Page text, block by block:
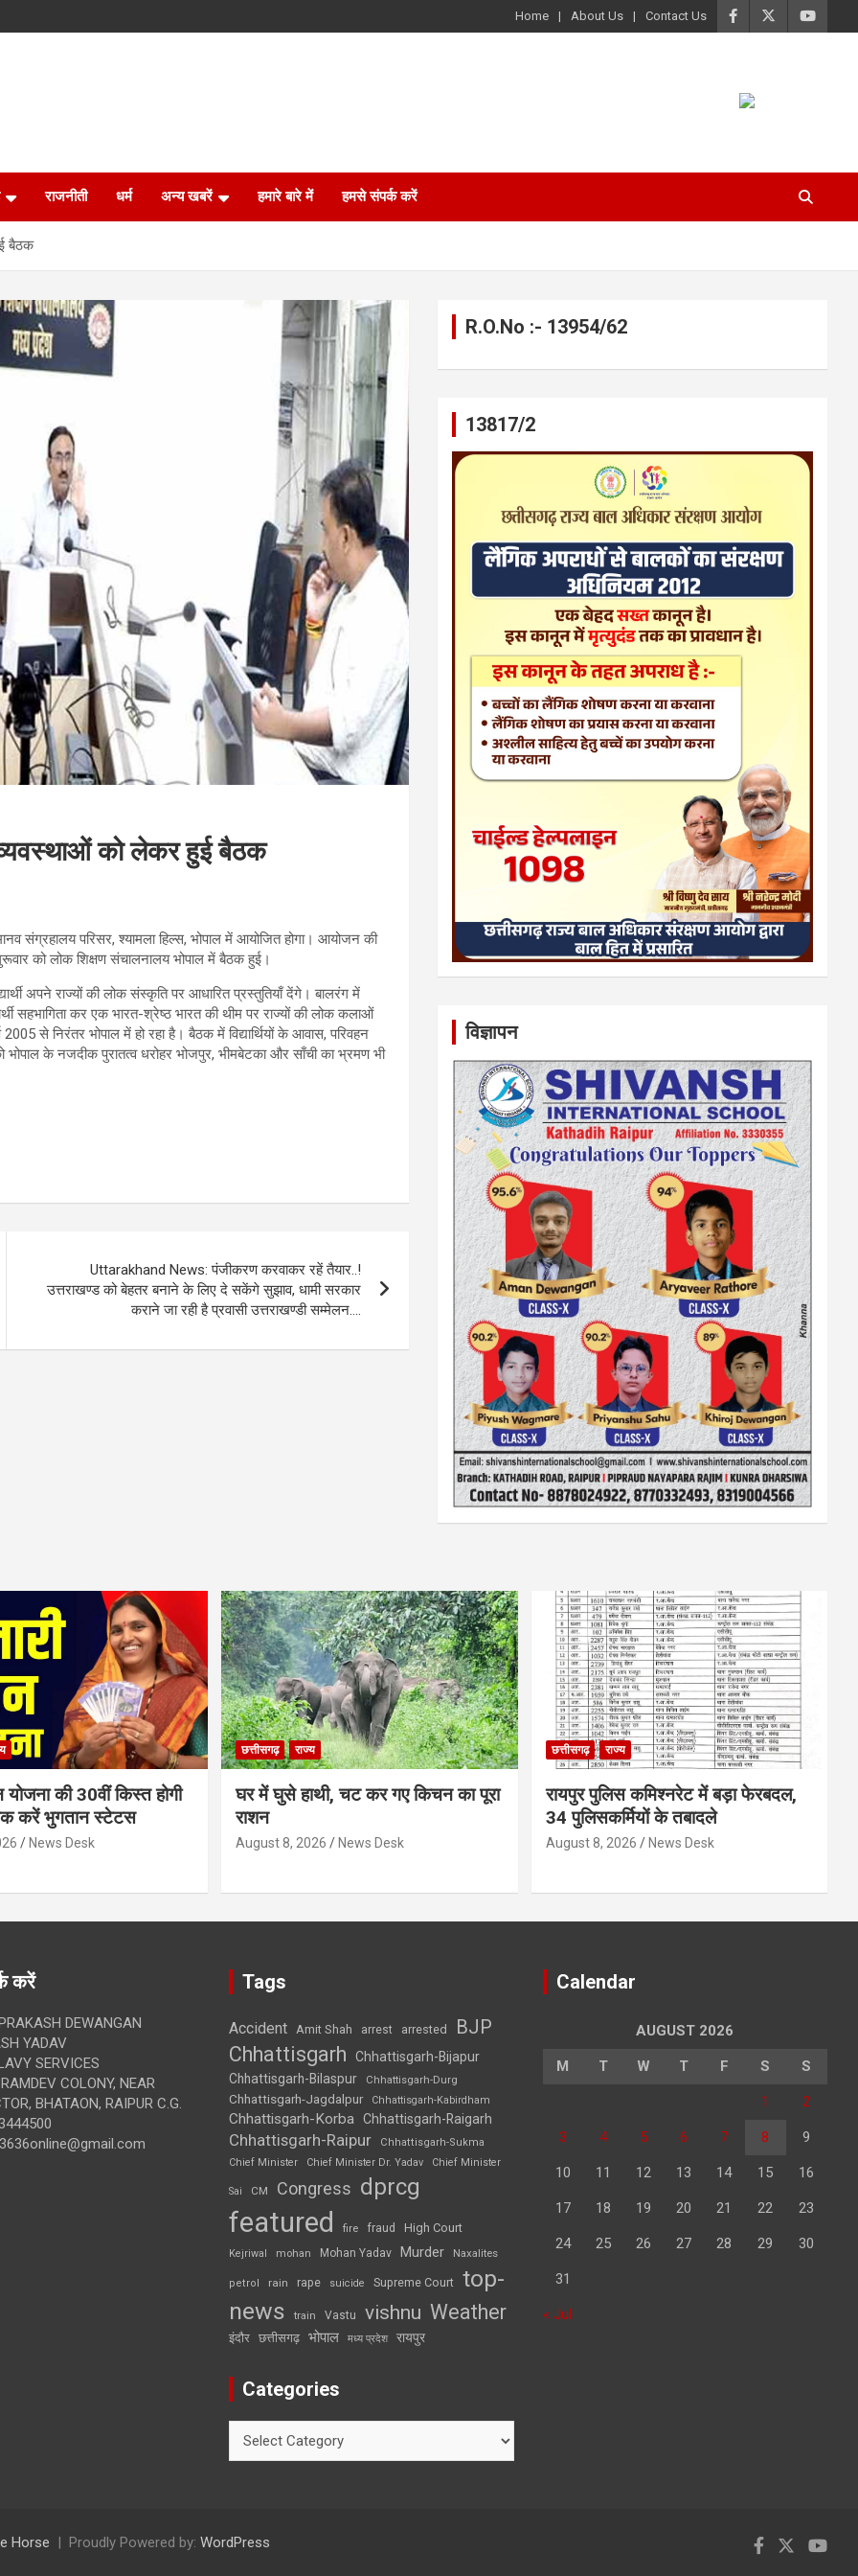
Home About Us Contact Us
राजनीती धर्म अन्य खबरें हमारे बारे में हमसे संपर्क करें
बैठक
व्यवस्थाओं को लेकर हुई बैठक
संग्रहालय परिसर, श्यामला हिल्स, भोपाल में आयोजित होगा। आयोजन की
को लोक शिक्षण संचालनालय भोपाल में बैठक हुई।
अपने राज्यों की लोक संस्कृति पर आधारित प्रस्तुतियाँ देंगे। बालरंग में
सहभागिता कर एक भारत-श्रेष्ठ भारत की थीम पर राज्यों की लोक कलाओं
से निरंतर भोपाल में हो रहा है। बैठक में विद्यार्थियों के आवास, परिवहन
को भोपाल के नजदीक पुरातत्व धरोहर भोजपुर, भीमबेटका और साँची का भ्रमण भी
Uttarakhand News: पंजीकरण करवाकर रहें तैयार..!
उत्तराखण्ड को बेहतर बनाने के लिए दे सकेंगे सुझाव, धामी सरकार
कराने जा रही है प्रवासी उत्तराखण्डी सम्मेलन….
R.O.No :- 13954/62
13817/2
विज्ञापन
योजना की 30वीं किस्त होगी
करें भुगतान स्टेटस
News Desk
छत्तीसगढ़ राज्य
घर में घुसे हाथी, चट कर गए किचन का पूरा
राशन
August 8, 2026 News Desk
छत्तीसगढ़ राज्य
रायपुर पुलिस कमिश्नरेट में बड़ा फेरबदल,
34 पुलिसकर्मियों के तबादले
August 8, 2026 News Desk
करें
DEWANGAN
YADAV
SERVICES
COLONY, NEAR
BHATAON, RAIPUR C.G.
Tags
Accident Amit Shah arrest arrested BJP
Chhattisgarh
Chhattisgarh-Bijapur
Chhattisgarh-Bilaspur
Chhattisgarh-Durg
Chhattisgarh-Jagdalpur Chhattisgarh-Kabirdham
Chhattisgarh-Korba Chhattisgarh-Raigarh
Chhattisgarh-Raipur
Chhattisgarh-Sukma
Chief Minister
Chief Minister Dr. Yadav Chief Minister
Sai CM Congress dprcg
featured fire fraud High Court
Kejriwal mohan Mohan Yadav Murder Naxalites
petrol rain rape suicide Supreme Court top-
news
train Vastu vishnu Weather
इंदौर छत्तीसगढ़ भोपाल मध्य प्रदेश रायपुर
Categories
Calendar
AUGUST 2026
M T W T F S S
1 2
3 4 5 6 7 8 9
10 11 12 13 14 15 16
17 18 19 20 21 22 23
24 25 26 27 28 29 30
31
« Jul
Horse Proudly Powered by: WordPress